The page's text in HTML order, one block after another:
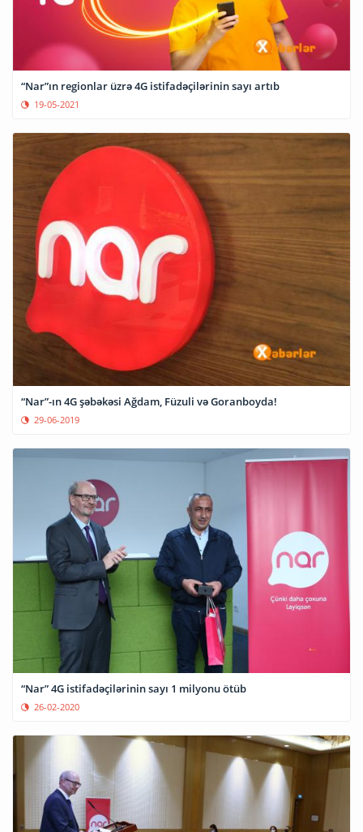
“Nar”ın regionlar üzrə 4G istifadəçilərinin sayı artıb
19-05-2021
“Nar”-ın 4G şəbəkəsi Ağdam, Füzuli və Goranboyda!
29-06-2019
“Nar” 4G istifadəçilərinin sayı 1 milyonu ötüb
26-02-2020